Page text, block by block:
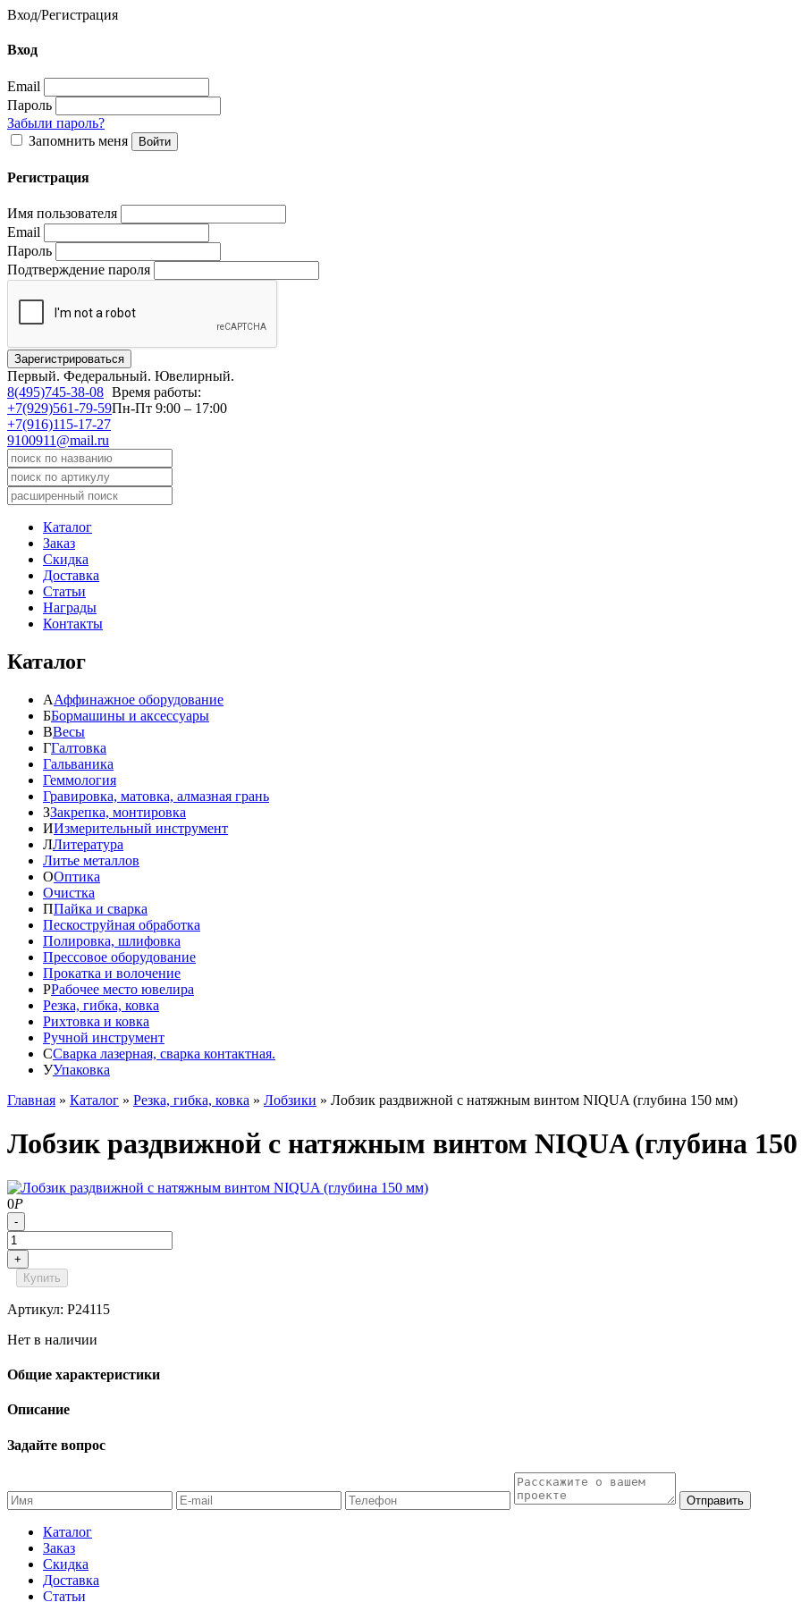
Вход/Регистрация
Вход
Email
Пароль
Забыли пароль?
Запомнить меня
Регистрация
Имя пользователя
Email
Пароль
Подтверждение пароля
Первый. Федеральный. Ювелирный.
8(495)745-38-08
+7(929)561-79-59
+7(916)115-17-27
9100911@mail.ru
Время работы:
Пн-Пт 9:00 – 17:00
Каталог
Заказ
Скидка
Доставка
Статьи
Награды
Контакты
Каталог
ААффинажное оборудование
ББормашины и аксессуары
ВВесы
ГГалтовка
Гальваника
Геммология
Гравировка, матовка, алмазная грань
ЗЗакрепка, монтировка
ИИзмерительный инструмент
ЛЛитература
Литье металлов
ООптика
Очистка
ППайка и сварка
Пескоструйная обработка
Полировка, шлифовка
Прессовое оборудование
Прокатка и волочение
РРабочее место ювелира
Резка, гибка, ковка
Рихтовка и ковка
Ручной инструмент
ССварка лазерная, сварка контактная.
УУпаковка
Главная » Каталог » Резка, гибка, ковка » Лобзики » Лобзик раздвижной с натяжным винтом NIQUA (глубина 150 мм)
Лобзик раздвижной с натяжным винтом NIQUA (глубина
0Р
-
+
Купить
Артикул: P24115
Нет в наличии
Общие характеристики
Описание
Задайте вопрос
Отправить
Каталог
Заказ
Скидка
Доставка
Статьи